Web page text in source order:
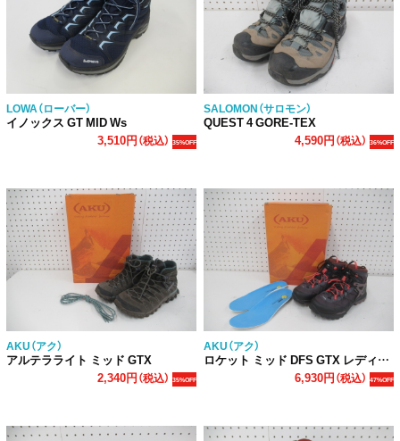
LOWA（ローバー）
イノックス GT MID Ws
3,510円（税込） 35%OFF
SALOMON（サロモン）
QUEST 4 GORE-TEX
4,590円（税込） 36%OFF
AKU（アク）
アルテラライト ミッド GTX
2,340円（税込） 35%OFF
AKU（アク）
ロケット ミッド DFS GTX レディース
6,930円（税込） 47%OFF